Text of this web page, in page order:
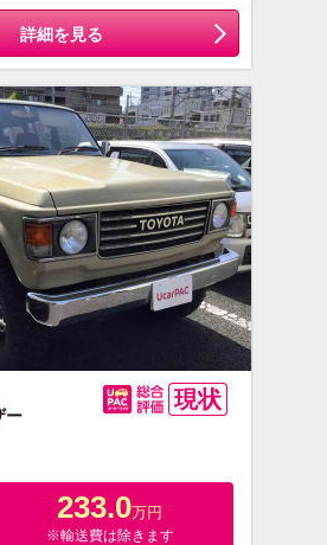
詳細を見る
ー
現状
233.0万円
※輸送費は除きます